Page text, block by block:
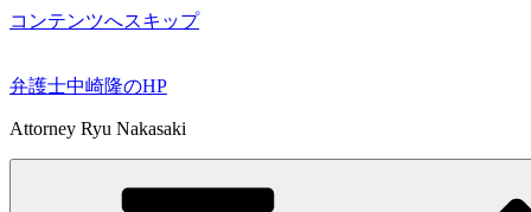
コンテンツへスキップ
弁護士中崎隆のHP
Attorney Ryu Nakasaki